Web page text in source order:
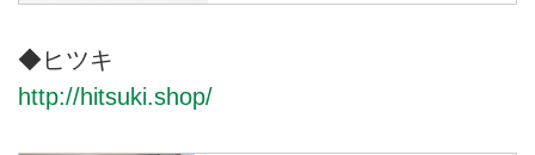
◆ヒツキ
http://hitsuki.shop/